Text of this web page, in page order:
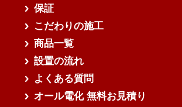
保証
こだわりの施工
商品一覧
設置の流れ
よくある質問
オール電化 無料お見積り